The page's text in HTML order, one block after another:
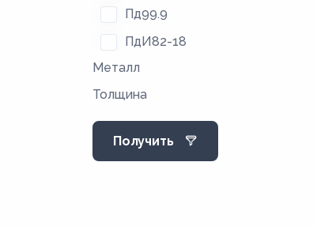
Пд99.9
ПдИ82-18
ПДИ90-10
ПДСР-20
ПДСР-40
ПдСр60-40
Металл
Толщина
Получить